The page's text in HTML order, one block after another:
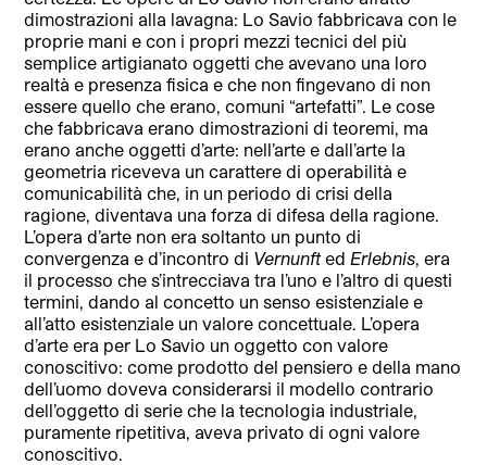
dimostrazioni alla lavagna: Lo Savio fabbricava con le
proprie mani e con i propri mezzi tecnici del più
semplice artigianato oggetti che avevano una loro
realtà e presenza fisica e che non fingevano di non
essere quello che erano, comuni “artefatti”. Le cose
che fabbricava erano dimostrazioni di teoremi, ma
erano anche oggetti d’arte: nell’arte e dall’arte la
geometria riceveva un carattere di operabilità e
comunicabilità che, in un periodo di crisi della
ragione, diventava una forza di difesa della ragione.
L’opera d’arte non era soltanto un punto di
convergenza e d’incontro di Vernunfted Erlebnis , era
il processo che s’intrecciava tra l’uno e l’altro di questi
termini, dando al concetto un senso esistenziale e
all’atto esistenziale un valore concettuale. L’opera
d’arte era per Lo Savio un oggetto con valore
conoscitivo: come prodotto del pensiero e della mano
dell’uomo doveva considerarsi il modello contrario
dell’oggetto di serie che la tecnologia industriale,
puramente ripetitiva, aveva privato di ogni valore
conoscitivo.